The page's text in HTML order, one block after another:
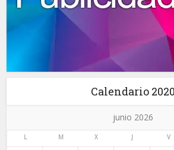
Calendario 2020
junio 2026
L M X J V